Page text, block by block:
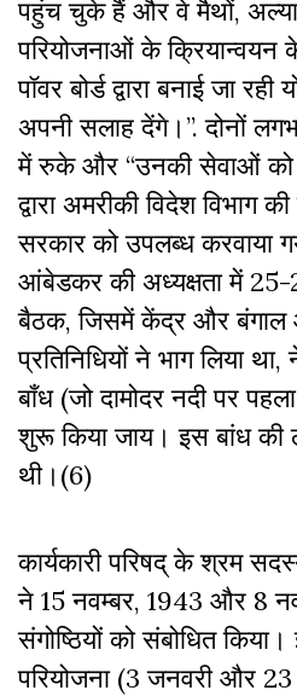
पहुंच चुके हैं और वे मैथों,
परियोजनाओं के
पॉवर बोर्ड द्वारा बनाई जा
अपनी सलाह देंगे।”. दोनों
में रुके और “उनकी सेवाओं को
द्वारा अमरीकी विदेश विभाग
सरकार को उपलब्ध करवाया
आंबेडकर की अध्यक्षता में
बैठक, जिसमें केंद्र और बंगाल
प्रतिनिधियों ने भाग लिया
बाँध (जो दामोदर नदी पर
शुरू किया जाय। इस बांध की
थी।(6)
कार्यकारी परिषद् के श्रम
ने 15 नवम्बर, 1943 और 8
संगोष्ठियों को संबोधित
परियोजना (3 जनवरी और